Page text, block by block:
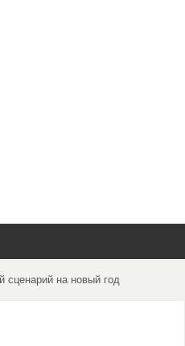
сценарий на новый год